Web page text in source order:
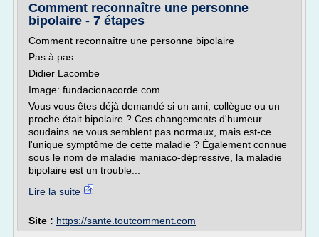
Comment reconnaître une personne
bipolaire - 7 étapes
Comment reconnaître une personne bipolaire
Pas à pas
Didier Lacombe
Image: fundacionacorde.com
Vous vous êtes déjà demandé si un ami, collègue ou un
proche était bipolaire ? Ces changements d'humeur
soudains ne vous semblent pas normaux, mais est-ce
l'unique symptôme de cette maladie ? Également connue
sous le nom de maladie maniaco-dépressive, la maladie
bipolaire est un trouble...
Lire la suite
Site : https://sante.toutcomment.com